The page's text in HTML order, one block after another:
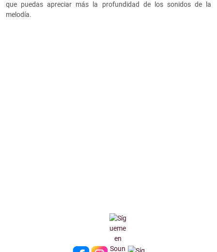
que puedas apreciar más la profundidad de los sonidos de la
melodía.